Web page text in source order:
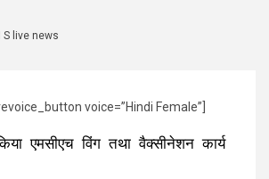
S live news
voice=”Hindi Female”]
एमसीएच विंग तथा वैक्सीनेशन कार्य